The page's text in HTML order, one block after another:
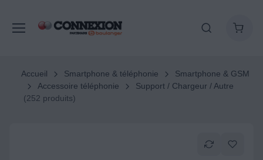
Accueil Smartphone & téléphonie
Smartphone & GSM
Accessoire téléphonie
Support / Chargeur / Autre
(252 produits)